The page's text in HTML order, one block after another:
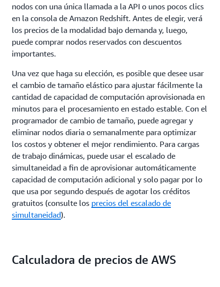
nodos con una única llamada a la API o unos pocos clics
en la consola de Amazon Redshift. Antes de elegir, verá
los precios de la modalidad bajo demanda y, luego,
puede comprar nodos reservados con descuentos
importantes.
Una vez que haga su elección, es posible que desee usar
el cambio de tamaño elástico para ajustar fácilmente la
cantidad de capacidad de computación aprovisionada en
minutos para el procesamiento en estado estable. Con el
programador de cambio de tamaño, puede agregar y
eliminar nodos diaria o semanalmente para optimizar
los costos y obtener el mejor rendimiento. Para cargas
de trabajo dinámicas, puede usar el escalado de
simultaneidad a fin de aprovisionar automáticamente
capacidad de computación adicional y solo pagar por lo
que usa por segundo después de agotar los créditos
gratuitos (consulte los precios del escalado de
simultaneidad).
Calculadora de precios de AWS